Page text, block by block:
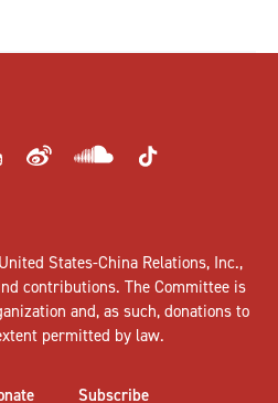
States-China Relations, Inc.,
contributions. The Committee is
and, as such, donations to
permitted by law.
Subscribe